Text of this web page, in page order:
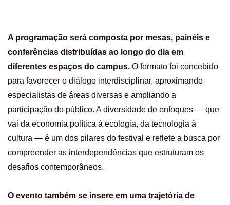
A programação será composta por mesas, painéis e
conferências distribuídas ao longo do dia em
diferentes espaços do campus. O formato foi concebido
para favorecer o diálogo interdisciplinar, aproximando
especialistas de áreas diversas e ampliando a
participação do público. A diversidade de enfoques — que
vai da economia política à ecologia, da tecnologia à
cultura — é um dos pilares do festival e reflete a busca por
compreender as interdependências que estruturam os
desafios contemporâneos.
O evento também se insere em uma trajetória de